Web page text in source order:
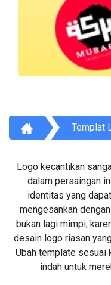
Templat
Logo kecantikan
dalam persaingan
identitas yang
mengesankan
bukan lagi mimpi,
desain logo riasan
Ubah template sesuai
indah untuk